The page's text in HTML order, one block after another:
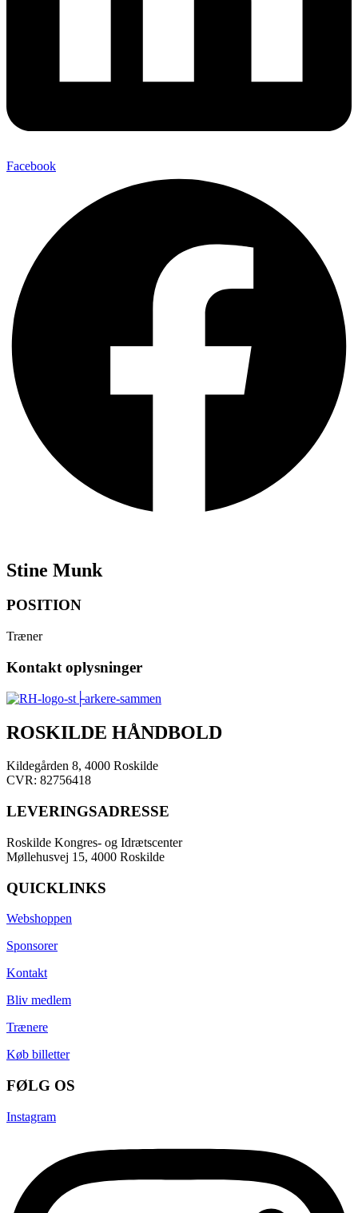
Facebook
Stine Munk
POSITION
Træner
Kontakt oplysninger
ROSKILDE HÅNDBOLD
Kildegården 8, 4000 Roskilde
CVR: 82756418
LEVERINGSADRESSE
Roskilde Kongres- og Idrætscenter
Møllehusvej 15, 4000 Roskilde
QUICKLINKS
Webshoppen
Sponsorer
Kontakt
Bliv medlem
Trænere
Køb billetter
FØLG OS
Instagram